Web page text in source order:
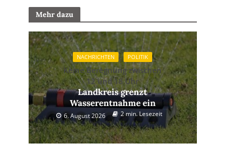
Mehr dazu
NACHRICHTEN POLITIK
Keine Beregnung zwischen
12 und 18 Uhr
Landkreis grenzt
Wasserentnahme ein
6. August 2026 2 min. Lesezeit